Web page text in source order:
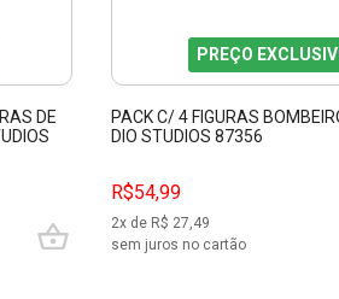
DE
PREÇO
PACK C/ 4 FIGURAS
DIO STUDIOS 87356
R$54,99
2x de R$ 27,49
sem juros no cartão